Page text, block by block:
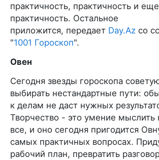
практичность, практичность и
практичность. Остальное
приложится, передает Day.Az со
"1001 Гороскоп".
Овен
Сегодня звезды гороскопа
выбирать нестандартные пути:
к делам не даст нужных
Творчество - это умение мыслить
все, и оно сегодня пригодится
самых практичных вопросах.
рабочий план, превратить